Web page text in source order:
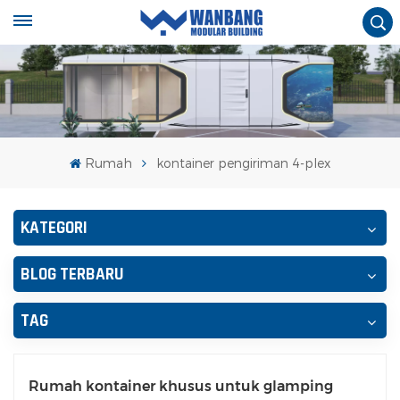
Rumah kontainer pengiriman 4-plex
KATEGORI
BLOG TERBARU
TAG
Rumah kontainer khusus untuk glamping